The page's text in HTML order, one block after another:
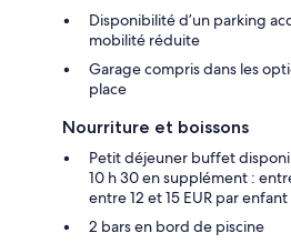
Disponibilité d’un parking
mobilité réduite
Garage compris dans les
place
Nourriture et boissons
Petit déjeuner buffet
10 h 30 en supplément :
entre 12 et 15 EUR par enfant
2 bars en bord de piscine